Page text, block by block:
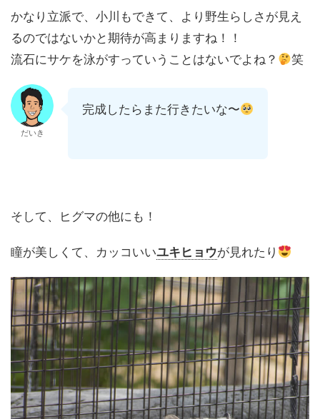
かなり立派で、小川もできて、より野生らしさが見え
るのではないかと期待が高まりますね！！
流石にサケを泳がすっていうことはないでよね？
笑
だいき
完成したらまた行きたいな〜
そして、ヒグマの他にも！
瞳が美しくて、カッコいいユキヒョウが見れたり